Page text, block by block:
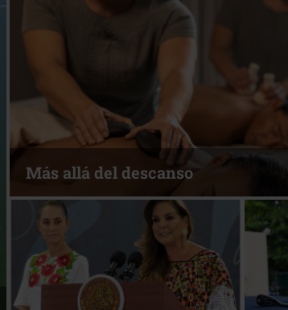
Energía que Impulsa la